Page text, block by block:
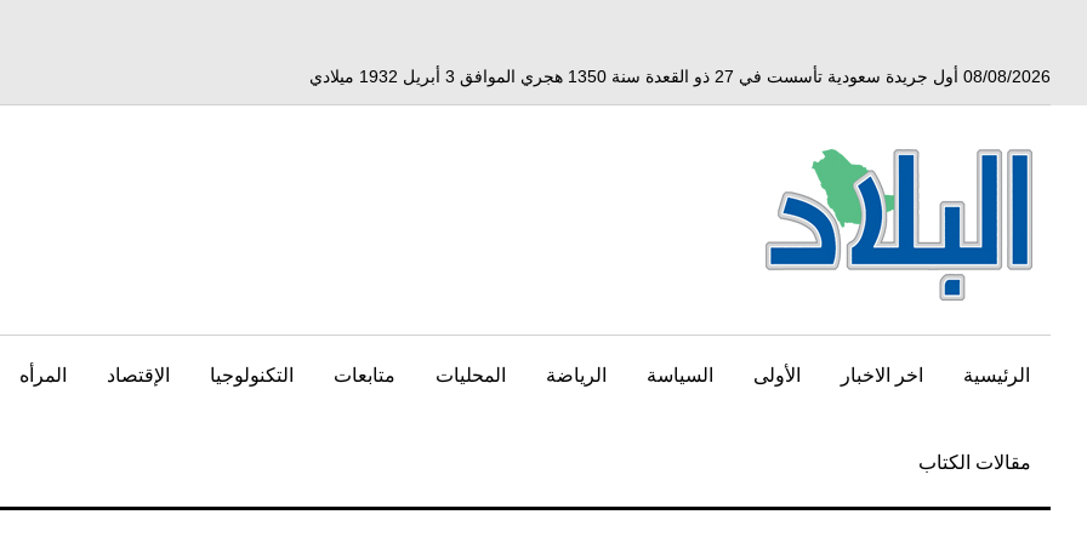
08/08/2026 أول جريدة سعودية تأسست في 27 ذو القعدة سنة 1350 هجري الموافق 3 أبريل 1932 ميلادي
الرئيسية اخر الاخبار الأولى السياسة الرياضة المحليات متابعات التكنولوجيا الإقتصاد المرأه
مقالات الكتاب